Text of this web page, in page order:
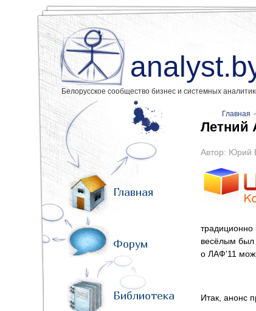
Белорусское сообщество бизнес и системных
Главная
Форум
Библиотека
Главная
Летний
Автор: Юрий
традиционно
весёлым был
о ЛАФ'11
Итак, анонс